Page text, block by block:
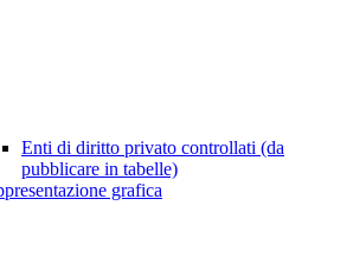
Enti di diritto privato controllati (da
pubblicare in tabelle)
grafica